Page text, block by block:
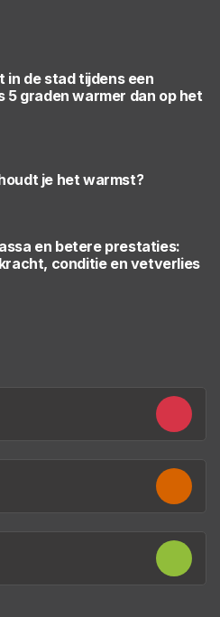
in de stad tijdens een
5 graden warmer dan op het
je het warmst?
en betere prestaties:
conditie en vetverlies